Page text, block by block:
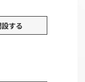
する